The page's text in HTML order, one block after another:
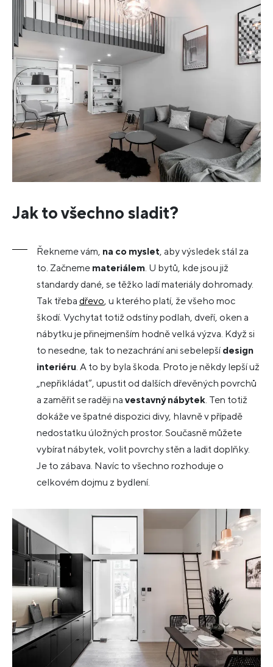
Jak to všechno sladit?
Řekneme vám, na co myslet, aby výsledek stál za
to. Začneme materiálem. U bytů, kde jsou již
standardy dané, se těžko ladí materiály dohromady.
Tak třeba dřevo, u kterého platí, že všeho moc
škodí. Vychytat totiž odstíny podlah, dveří, oken a
nábytku je přinejmenším hodně velká výzva. Když si
to nesedne, tak to nezachrání ani sebelepší design
interiéru. A to by byla škoda. Proto je někdy lepší už
„nepřikládat“, upustit od dalších dřevěných povrchů
a zaměřit se raději na vestavný nábytek. Ten totiž
dokáže ve špatné dispozici divy, hlavně v případě
nedostatku úložných prostor. Současně můžete
vybírat nábytek, volit povrchy stěn a ladit doplňky.
Je to zábava. Navíc to všechno rozhoduje o
celkovém dojmu z bydlení.